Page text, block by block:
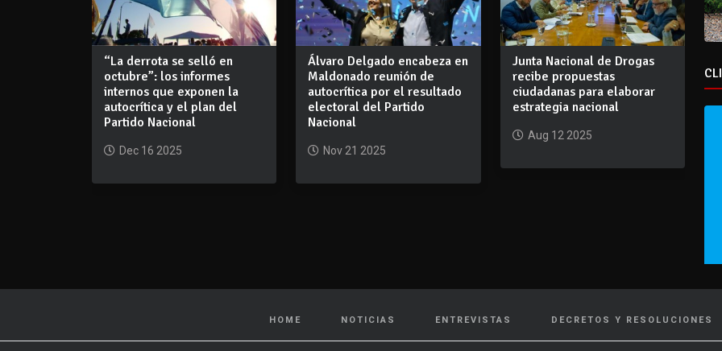
“La derrota se selló en
octubre”: los informes
internos que exponen la
autocrítica y el plan del
Partido Nacional
Dec 16 2025
Álvaro Delgado encabeza en
Maldonado reunión de
autocrítica por el resultado
electoral del Partido
Nacional
Nov 21 2025
Junta Nacional de Drogas
recibe propuestas
ciudadanas para elaborar
estrategia nacional
Aug 12 2025
HOME NOTICIAS ENTREVISTAS DECRETOS Y RESOLUCIONES